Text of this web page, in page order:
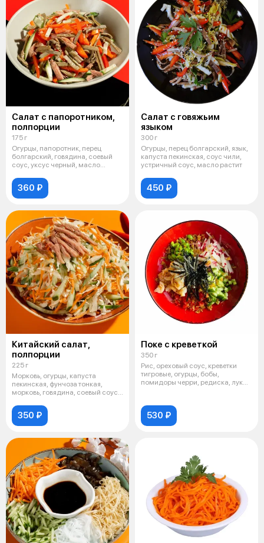
Салат с папоротником,
полпорции
175 г
Огурцы, папоротник, перец
болгарский, говядина, соевый
соус, уксус черный, масло
360 ₽
Салат с говяжьим
языком
300 г
Огурцы, перец болгарский, язык,
капуста пекинская, соус чили,
устричный соус, масло растит
450 ₽
Китайский салат,
полпорции
225 г
Морковь, огурцы, капуста
пекинская, фунчоза тонкая,
морковь, говядина, соевый соус,
350 ₽
Поке с креветкой
350 г
Рис, ореховый соус, креветки
тигровые, огурцы, бобы,
помидоры черри, редиска, лук
530 ₽